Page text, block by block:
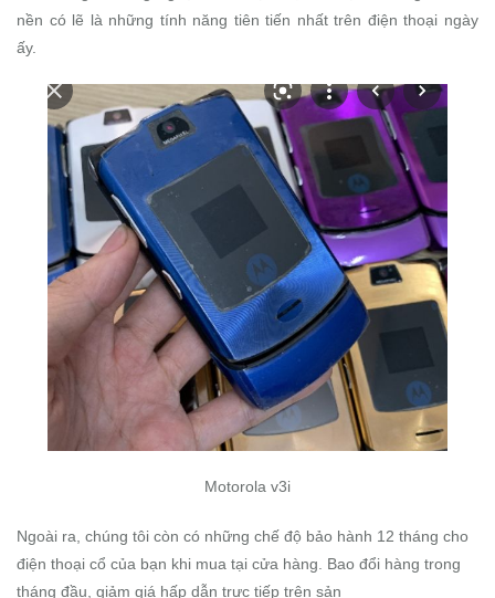
nền có lẽ là những tính năng tiên tiến nhất trên điện thoại ngày
ấy.
Motorola v3i
Ngoài ra, chúng tôi còn có những chế độ bảo hành 12 tháng cho
điện thoại cổ của bạn khi mua tại cửa hàng. Bao đổi hàng trong
tháng đầu, giảm giá hấp dẫn trực tiếp trên sản